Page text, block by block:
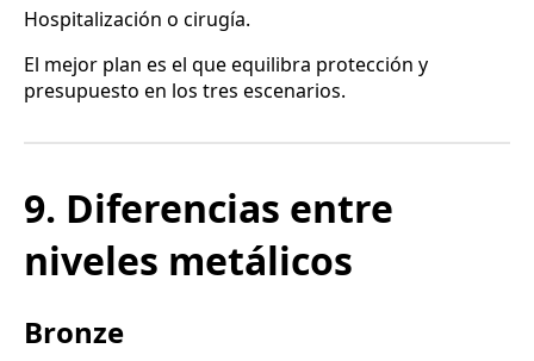
Hospitalización o cirugía.
El mejor plan es el que equilibra protección y
presupuesto en los tres escenarios.
9. Diferencias entre
niveles metálicos
Bronze